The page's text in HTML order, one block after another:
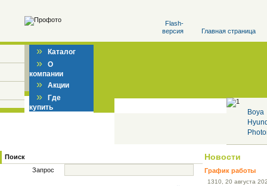
Flash-
версия
Главная страница
» Каталог
» О
компании
» Акции
» Где
купить
Boya
Поиск
Запрос
Новости
График работы
1310 , 20 августа